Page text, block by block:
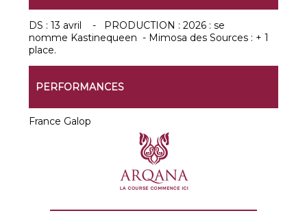
DS : 13 avril - PRODUCTION : 2026 : se
nomme Kastinequeen - Mimosa des Sources : + 1
place.
PERFORMANCES
France Galop